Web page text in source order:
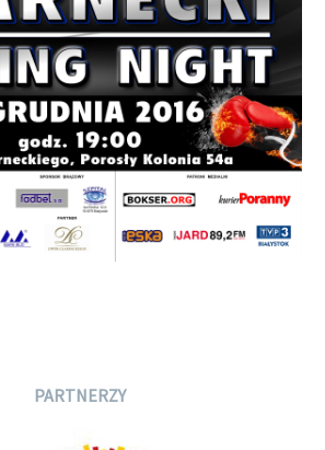
PARTNERZY